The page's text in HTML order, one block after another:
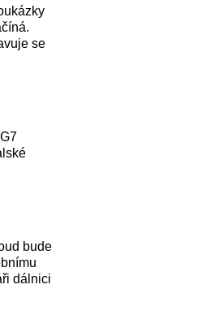
se
bude
dálnici